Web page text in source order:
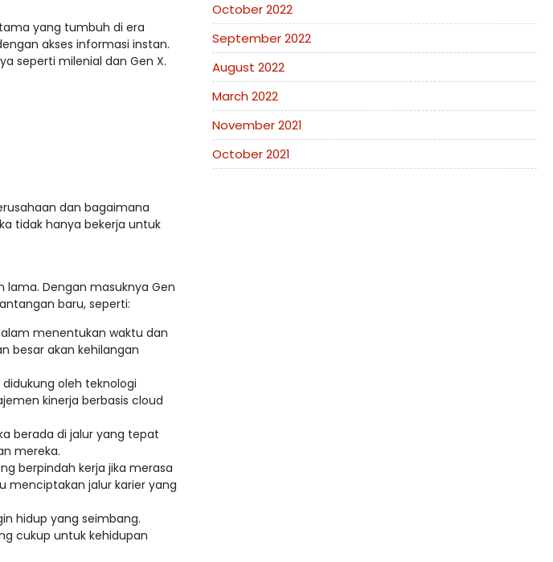
yang tumbuh di era
akses informasi instan.
seperti milenial dan Gen X.
dan bagaimana
tidak hanya bekerja untuk
lama. Dengan masuknya Gen
baru, seperti:
menentukan waktu dan
besar akan kehilangan
oleh teknologi
kinerja berbasis cloud
berada di jalur yang tepat
mereka.
berpindah kerja jika merasa
menciptakan jalur karier yang
hidup yang seimbang.
cukup untuk kehidupan
October 2022
September 2022
August 2022
March 2022
November 2021
October 2021